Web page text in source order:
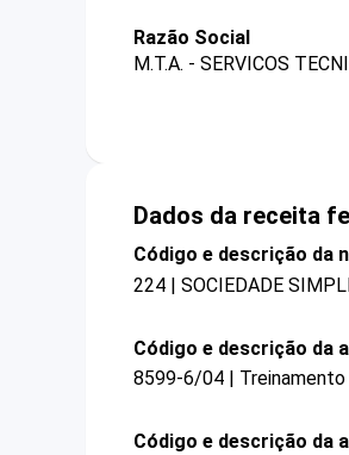
Razão Social
M.T.A. - SERVICOS
Dados da receita
Código e descrição da
224 | SOCIEDADE
Código e descrição da
8599-6/04 |
Código e descrição da